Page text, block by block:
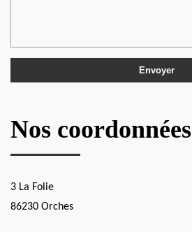
Nos coordonnées
3 La Folie
86230 Orches